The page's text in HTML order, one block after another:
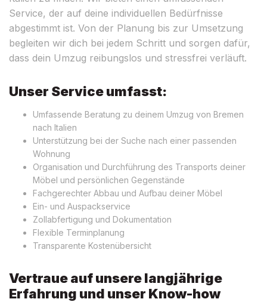
Service, der auf deine individuellen Bedürfnisse
abgestimmt ist. Von der Planung bis zur Umsetzung
begleiten wir dich bei jedem Schritt und sorgen dafür,
dass dein Umzug reibungslos und stressfrei verläuft.
Unser Service umfasst:
Umfassende Beratung zu deinem Umzug von Bremen
nach Italien
Unterstützung bei der Suche nach einer passenden
Wohnung
Organisation und Durchführung des Transports deiner
Möbel und persönlichen Gegenstände
Fachgerechter Abbau und Aufbau deiner Möbel
Ein- und Auspackservice
Zollabfertigung und Dokumentation
Flexible Terminplanung
Transparente Kostenübersicht
Vertraue auf unsere langjährige
Erfahrung und unser Know-how